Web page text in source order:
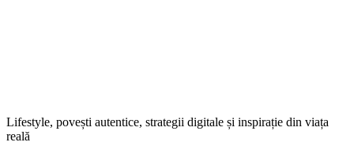
Lifestyle, povești autentice, strategii digitale și inspirație din viața
reală